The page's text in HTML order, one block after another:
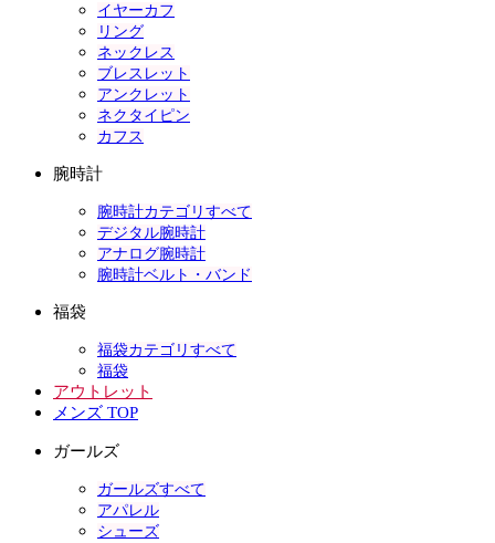
イヤーカフ
リング
ネックレス
ブレスレット
アンクレット
ネクタイピン
カフス
腕時計
腕時計カテゴリすべて
デジタル腕時計
アナログ腕時計
腕時計ベルト・バンド
福袋
福袋カテゴリすべて
福袋
アウトレット
メンズ TOP
ガールズ
ガールズすべて
アパレル
シューズ